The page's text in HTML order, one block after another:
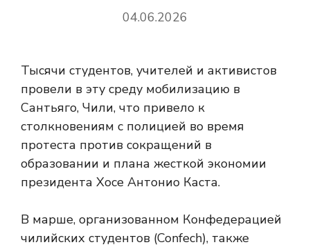
04.06.2026
Тысячи студентов, учителей и активистов
провели в эту среду мобилизацию в
Сантьяго, Чили, что привело к
столкновениям с полицией во время
протеста против сокращений в
образовании и плана жесткой экономии
президента Хосе Антонио Каста.
В марше, организованном Конфедерацией
чилийских студентов (Confech), также